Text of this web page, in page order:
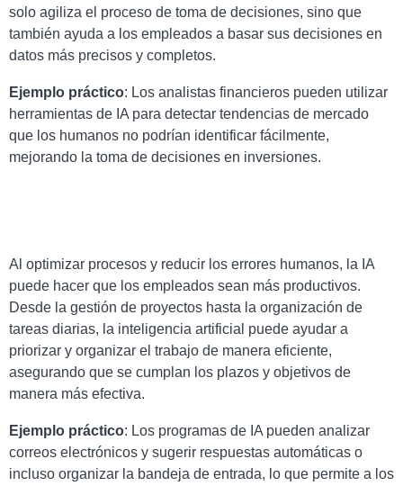
solo agiliza el proceso de toma de decisiones, sino que
también ayuda a los empleados a basar sus decisiones en
datos más precisos y completos.
Ejemplo práctico: Los analistas financieros pueden utilizar
herramientas de IA para detectar tendencias de mercado
que los humanos no podrían identificar fácilmente,
mejorando la toma de decisiones en inversiones.
Al optimizar procesos y reducir los errores humanos, la IA
puede hacer que los empleados sean más productivos.
Desde la gestión de proyectos hasta la organización de
tareas diarias, la inteligencia artificial puede ayudar a
priorizar y organizar el trabajo de manera eficiente,
asegurando que se cumplan los plazos y objetivos de
manera más efectiva.
Ejemplo práctico: Los programas de IA pueden analizar
correos electrónicos y sugerir respuestas automáticas o
incluso organizar la bandeja de entrada, lo que permite a los